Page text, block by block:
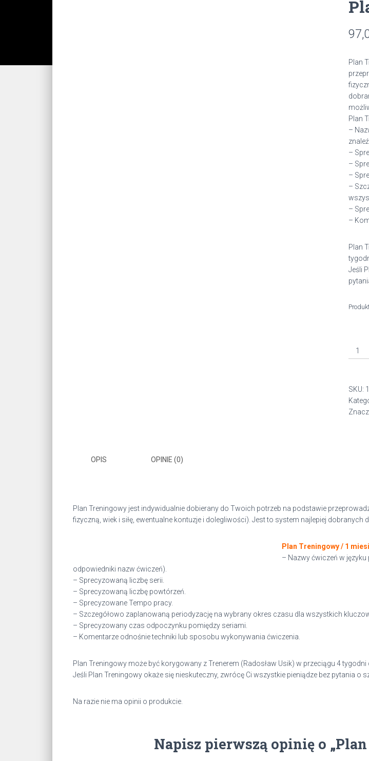
Plan
Plan
–
–
–
–
–
–
–
Plan
Jeśli
ilość
Plan
1
SKU: 1
OPIS OPINIE (0)
Plan Treningowy jest indywidualnie dobierany do Twoich potrzeb na podstawie
fizyczną, wiek i siłę, ewentualne kontuzje i dolegliwości). Jest to system najlepiej
Plan Treningowy / 1
– Nazwy ćwiczeń w
odpowiedniki nazw ćwiczeń).
– Sprecyzowaną liczbę serii.
– Sprecyzowaną liczbę powtórzeń.
– Sprecyzowane Tempo pracy.
– Szczegółowo zaplanowaną periodyzację na wybrany okres czasu dla wszystkich
– Sprecyzowany czas odpoczynku pomiędzy seriami.
– Komentarze odnośnie techniki lub sposobu wykonywania ćwiczenia.
Plan Treningowy może być korygowany z Trenerem (Radosław Usik) w przeciągu 4
Jeśli Plan Treningowy okaże się nieskuteczny, zwrócę Ci wszystkie pieniądze bez pytania o
Na razie nie ma opinii o produkcie.
Napisz pierwszą opinię o